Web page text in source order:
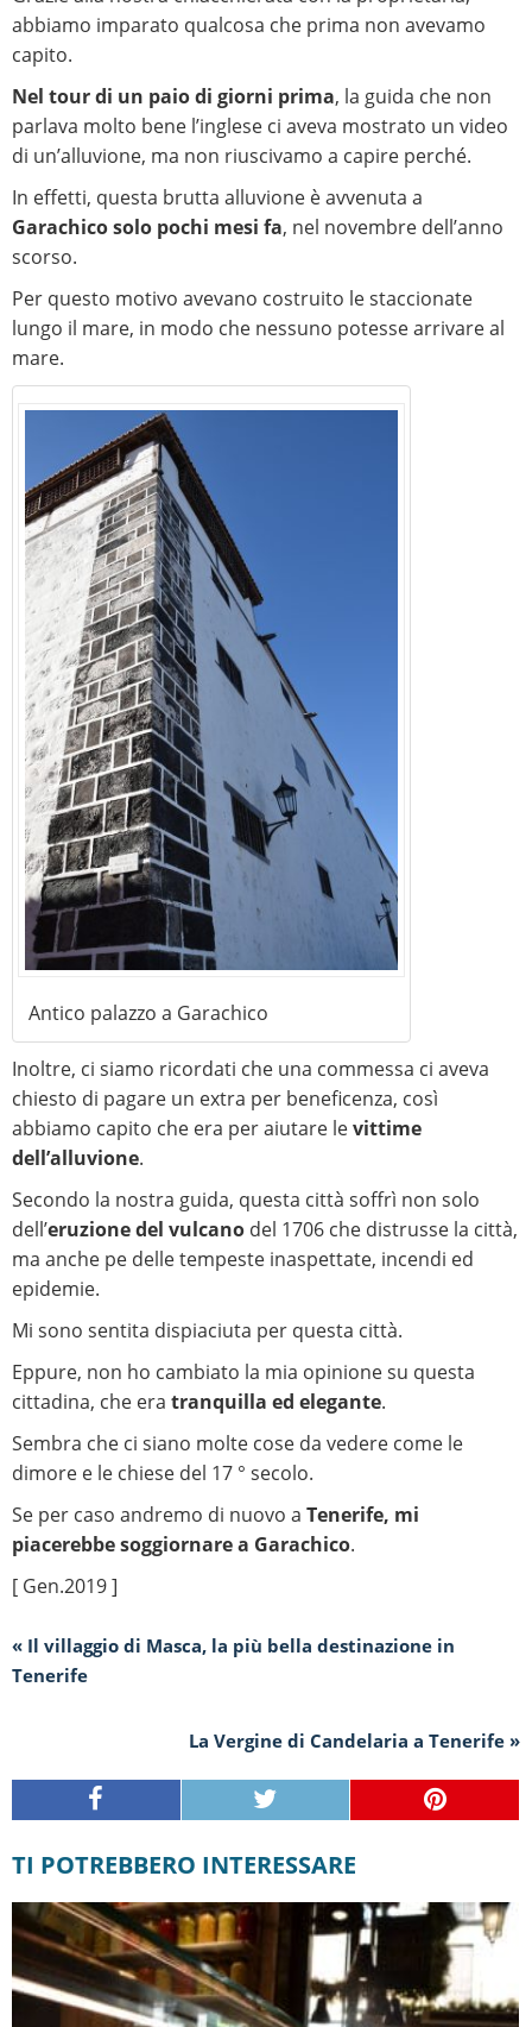
abbiamo imparato qualcosa che prima non avevamo
capito.
Nel tour di un paio di giorni prima, la guida che non
parlava molto bene l’inglese ci aveva mostrato un video
di un’alluvione, ma non riuscivamo a capire perché.
In effetti, questa brutta alluvione è avvenuta a
Garachico solo pochi mesi fa, nel novembre dell’anno
scorso.
Per questo motivo avevano costruito le staccionate
lungo il mare, in modo che nessuno potesse arrivare al
mare.
Antico palazzo a Garachico
Inoltre, ci siamo ricordati che una commessa ci aveva
chiesto di pagare un extra per beneficenza, così
abbiamo capito che era per aiutare levittime
dell’alluvione.
Secondo la nostra guida, questa città soffrì non solo
dell’eruzione del vulcano del 1706 che distrusse la città,
ma anche pe delle tempeste inaspettate, incendi ed
epidemie.
Mi sono sentita dispiaciuta per questa città.
Eppure, non ho cambiato la mia opinione su questa
cittadina, che era tranquilla ed elegante.
Sembra che ci siano molte cose da vedere come le
dimore e le chiese del 17 ° secolo.
Se per caso andremo di nuovo a Tenerife, mi
piacerebbe soggiornare a Garachico.
[ Gen.2019 ]
« Il villaggio di Masca, la più bella destinazione in
Tenerife
La Vergine di Candelaria a Tenerife »
TI POTREBBERO INTERESSARE